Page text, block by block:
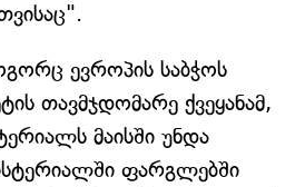
ევროპის საბჭოს
თავმჯდომარე ქვეყანამ,
მაისში უნდა
ფარგლებში